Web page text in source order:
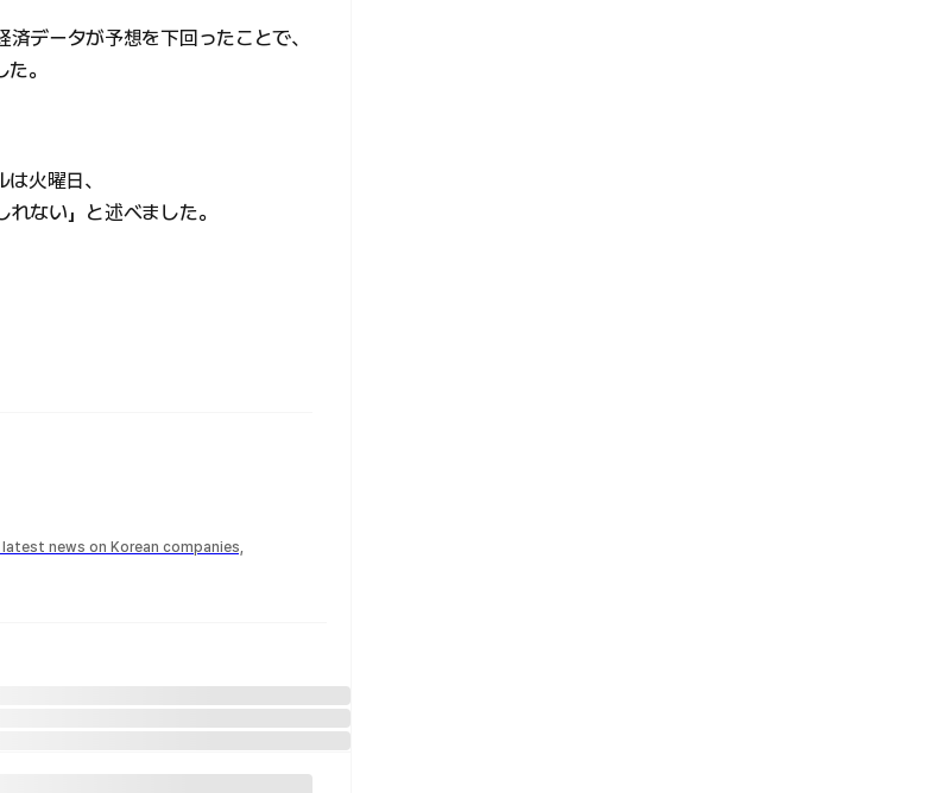
データが予想を下回ったことで、
。
火曜日、
ない」と述べました。
news on Korean companies,